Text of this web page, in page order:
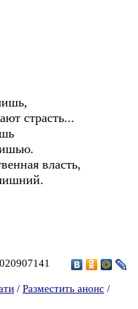
страсть...
власть,
/ Разместить анонс /